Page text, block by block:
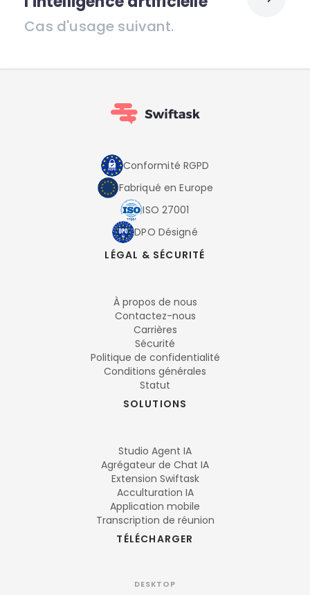
Cas d'usage suivant.
Conformité RGPD
Fabriqué en Europe
ISO 27001
DPO Désigné
LÉGAL & SÉCURITÉ
À propos de nous
Contactez-nous
Carrières
Sécurité
Politique de confidentialité
Conditions générales
Statut
SOLUTIONS
Studio Agent IA
Agrégateur de Chat IA
Extension Swiftask
Acculturation IA
Application mobile
Transcription de réunion
TÉLÉCHARGER
DESKTOP